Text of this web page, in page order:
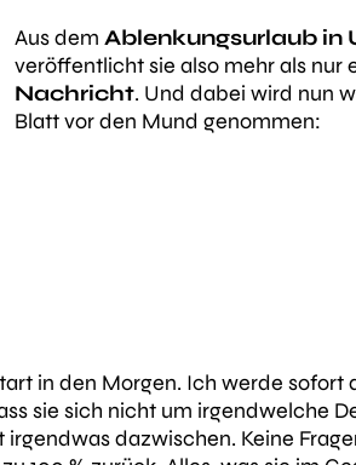
Aus dem Ablenkungsurlaub in
veröffentlicht sie also mehr als nur
Nachricht. Und dabei wird nun
Blatt vor den Mund genommen:
in den Morgen. Ich werde sofort
sie sich nicht um irgendwelche
dazwischen. Keine